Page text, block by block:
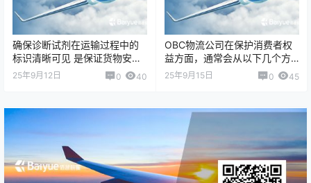
确保诊断试剂在运输过程中的
标识清晰可见 是保证货物安
全、合规并避免误识别的关键
步骤。以下是几种确保标识清
25年9月12日 0 40
OBC物流公司在保护消费者权
益方面，通常会从以下几个方
面着手（结合物流行业通行做
法）： 一、信息透明与服务保
25年9月15日 0 45